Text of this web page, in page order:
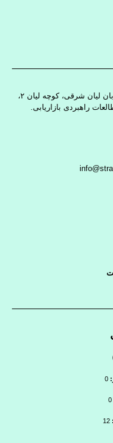
استان بوشهر، شهر بوشهر، بلوار دهقان، خیابان لیان شرقی، کوچه لیان ۲،
راهبردی بازاریابی.
0
0